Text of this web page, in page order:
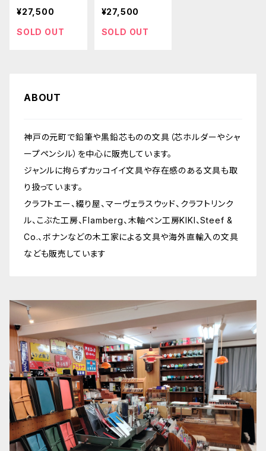
ル】The Senda
k Artist Roll (T
ruffle)
¥27,500
SOLD OUT
ル】The Senda
k Artist Roll (C
oal)
¥27,500
SOLD OUT
ABOUT
神戸の元町で鉛筆や黒鉛芯ものの文具（芯ホルダーやシャ
ープペンシル）を中心に販売しています。
ジャンルに拘らずカッコイイ文具や存在感のある文具も取
り扱っています。
クラフトエー、綴り屋、マーヴェラスウッド、クラフトリンク
ル、こぶた工房、Flamberg、木軸ペン工房KIKI、Steef &
Co.、ボナンなどの木工家による文具や海外直輸入の文具
なども販売しています